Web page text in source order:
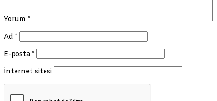
Yorum *
Ad *
E-posta *
İnternet sitesi